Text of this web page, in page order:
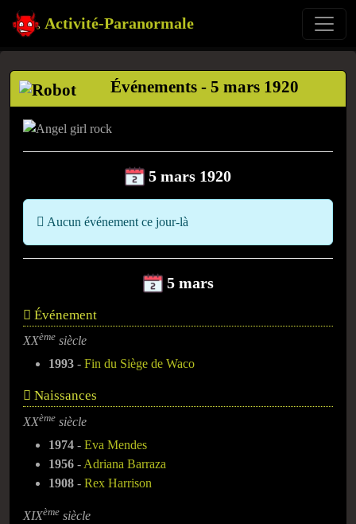
Activité-Paranormale
Événements - 5 mars 1920
5 mars 1920
Aucun événement ce jour-là
5 mars
Événement
XXème siècle
1993 - Fin du Siège de Waco
Naissances
XXème siècle
1974 - Eva Mendes
1956 - Adriana Barraza
1908 - Rex Harrison
XIXème siècle